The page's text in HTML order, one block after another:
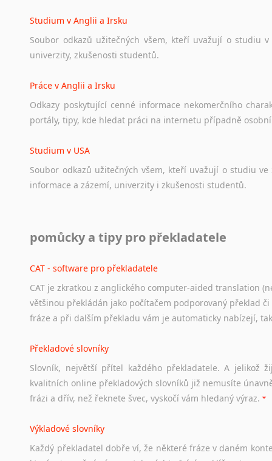
Studium v Anglii a Irsku
Soubor odkazů užitečných všem, kteří uvažují o studiu v
univerzity, zkušenosti studentů.
Práce v Anglii a Irsku
Odkazy poskytující cenné informace nekomerčního
portály, tipy, kde hledat práci na internetu případně osobní
Studium v USA
Soubor odkazů užitečných všem, kteří uvažují o studiu ve
informace a zázemí, univerzity i zkušenosti studentů.
Odkazy poskytující cenné informace nekomerčního
Studium v Austrálii
Soubor odkazů užitečných všem, kteří uvažují o studiu v
a zázemí, australské univerzity a samozřejmě i osobní
Práce v Austrálii
Odkazy poskytující cenné informace nekomerčního
hledat práci na internetu případně osobní zkušenosti
Hledáte-li
práci
stejná obecná pravidla, jako pro český životopis. Tak dost
pomůcky a tipy pro překladatele
CAT - software pro překladatele
CAT je zkratkou z anglického computer-aided translation
většinou překládán jako počítačem podporovaný překlad
fráze a při dalším překladu vám je automaticky nabízejí,
Překladové slovníky
Slovník, největší přítel každého překladatele. A jelikož
kvalitních online překladových slovníků již nemusíte
frázi a dřív, než řeknete švec, vyskočí vám hledaný výraz.
Výkladové slovníky
Každý překladatel dobře ví, že některé fráze v daném